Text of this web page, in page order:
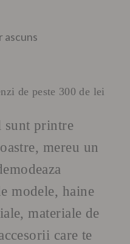
ascuns
de peste 300 de lei
sunt printre
mereu un
modele, haine
materiale de
care te